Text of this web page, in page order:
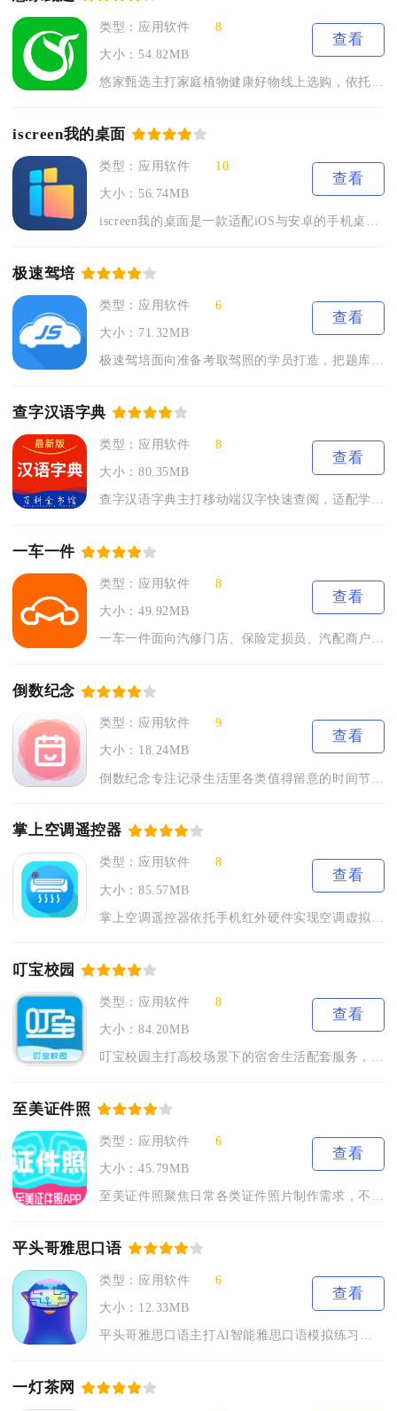
类型：应用软件
8
大小：54.82MB
查看
iscreen我的桌面
类型：应用软件
10
大小：56.74MB
查看
极速驾培
类型：应用软件
6
大小：71.32MB
查看
查字汉语字典
类型：应用软件
8
大小：80.35MB
查看
查字汉语字典主打移动端汉字快速查阅，适配学生、文字工作者、日...
一车一件
类型：应用软件
8
大小：49.92MB
查看
一车一件面向汽修门店、保险定损员、汽配商户打造汽车零配件查询...
倒数纪念
类型：应用软件
9
大小：18.24MB
查看
掌上空调遥控器
类型：应用软件
8
大小：85.57MB
查看
叮宝校园
类型：应用软件
8
大小：84.20MB
查看
至美证件照
类型：应用软件
6
大小：45.79MB
查看
平头哥雅思口语
类型：应用软件
6
大小：12.33MB
查看
一灯茶网